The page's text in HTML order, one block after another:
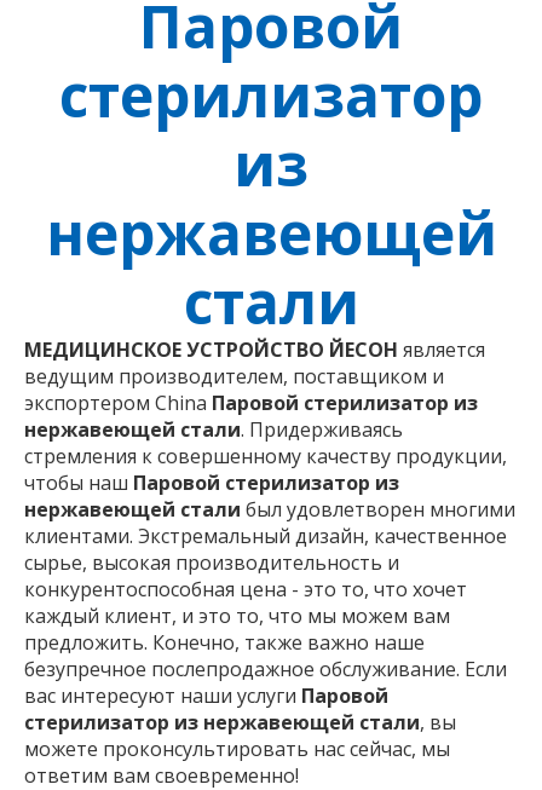
Паровой
стерилизатор
из
нержавеющей
стали
МЕДИЦИНСКОЕ УСТРОЙСТВО ЙЕСОН является
ведущим производителем, поставщиком и
экспортером China Паровой стерилизатор из
нержавеющей стали. Придерживаясь
стремления к совершенному качеству продукции,
чтобы наш Паровой стерилизатор из
нержавеющей стали был удовлетворен многими
клиентами. Экстремальный дизайн, качественное
сырье, высокая производительность и
конкурентоспособная цена - это то, что хочет
каждый клиент, и это то, что мы можем вам
предложить. Конечно, также важно наше
безупречное послепродажное обслуживание. Если
вас интересуют наши услуги Паровой
стерилизатор из нержавеющей стали, вы
можете проконсультировать нас сейчас, мы
ответим вам своевременно!